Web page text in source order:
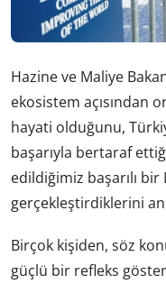
Hazine ve Maliye
ekosistem açısından
hayati olduğunu,
başarıyla bertaraf
edildiğimiz başarılı
gerçekleştirdiklerini
Birçok kişiden, söz
güçlü bir refleks